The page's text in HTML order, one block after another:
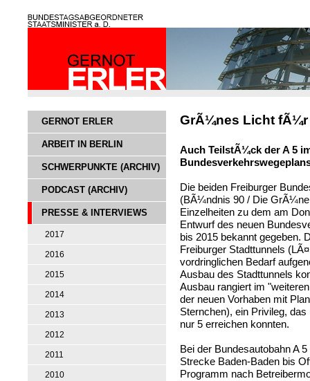
GERNOT ERLER
ARBEIT IN BERLIN
SCHWERPUNKTE (ARCHIV)
PODCAST (ARCHIV)
PRESSE & INTERVIEWS
2017
2016
2015
2014
2013
2012
2011
2010
GrÃ¼nes Licht fÃ¼r
Auch TeilstÃ¼ck der A 5
Die beiden Freiburger
(BÃ¼ndnis 90 / Die
Einzelheiten zu dem am
Entwurf des neuen
bis 2015 bekannt gegeben.
Freiburger Stadttunnels
vordringlichen Bedarf
Ausbau des Stadttunnels
Ausbau rangiert im
der neuen Vorhaben mit
Sternchen), ein Privileg,
nur 5 erreichen konnten.
Bei der Bundesautobahn A
Strecke Baden-Baden bis
Programm nach